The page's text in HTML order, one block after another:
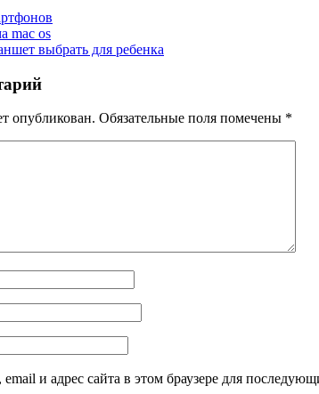
mac os
выбрать для ребенка
опубликован. Обязательные поля помечены *
и адрес сайта в этом браузере для